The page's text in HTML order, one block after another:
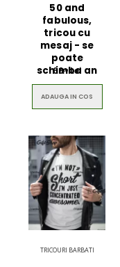
50 and
fabulous,
tricou cu
mesaj - se
poate
schimba an
6900 Lei
ADAUGA IN COS
TRICOURI BARBATI